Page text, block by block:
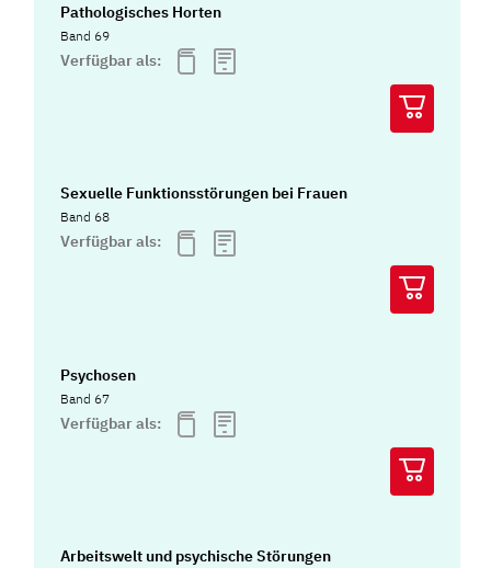
Pathologisches Horten
Band 69
Verfügbar als:
Sexuelle Funktionsstörungen bei Frauen
Band 68
Verfügbar als:
Psychosen
Band 67
Verfügbar als:
Arbeitswelt und psychische Störungen